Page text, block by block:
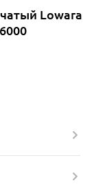
Lowara